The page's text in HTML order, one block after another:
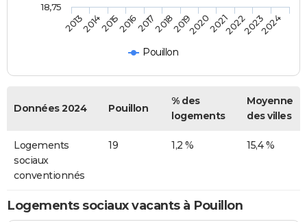
Pouillon
201320142015201620172018201920202021202220232024
18,75
Données 2024 Pouillon
% des
logements
Moyenne
des villes
Logements
sociaux
conventionnés
19 1,2 % 15,4 %
Logements sociaux vacants à Pouillon